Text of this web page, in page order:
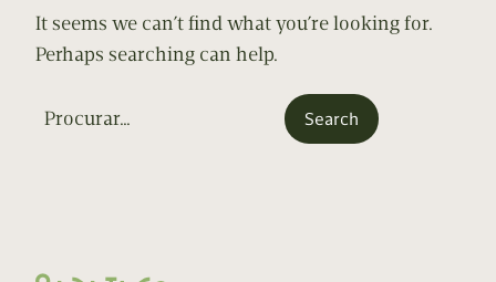
It seems we can’t find what you’re looking for.
Perhaps searching can help.